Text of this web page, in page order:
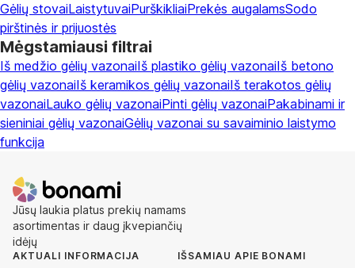
Gėlių stovaiLaistytuvaiPurškikliaiPrekės augalamsSodo
pirštinės ir prijuostės
Mėgstamiausi filtrai
Iš medžio gėlių vazonaiIš plastiko gėlių vazonaiIš betono
gėlių vazonaiIš keramikos gėlių vazonaiIš terakotos gėlių
vazonaiLauko gėlių vazonaiPinti gėlių vazonaiPakabinami ir
sieniniai gėlių vazonaiGėlių vazonai su savaiminio laistymo
funkcija
Jūsų laukia platus prekių namams
asortimentas ir daug įkvepiančių
idėjų
AKTUALI INFORMACIJA IŠSAMIAU APIE BONAMI